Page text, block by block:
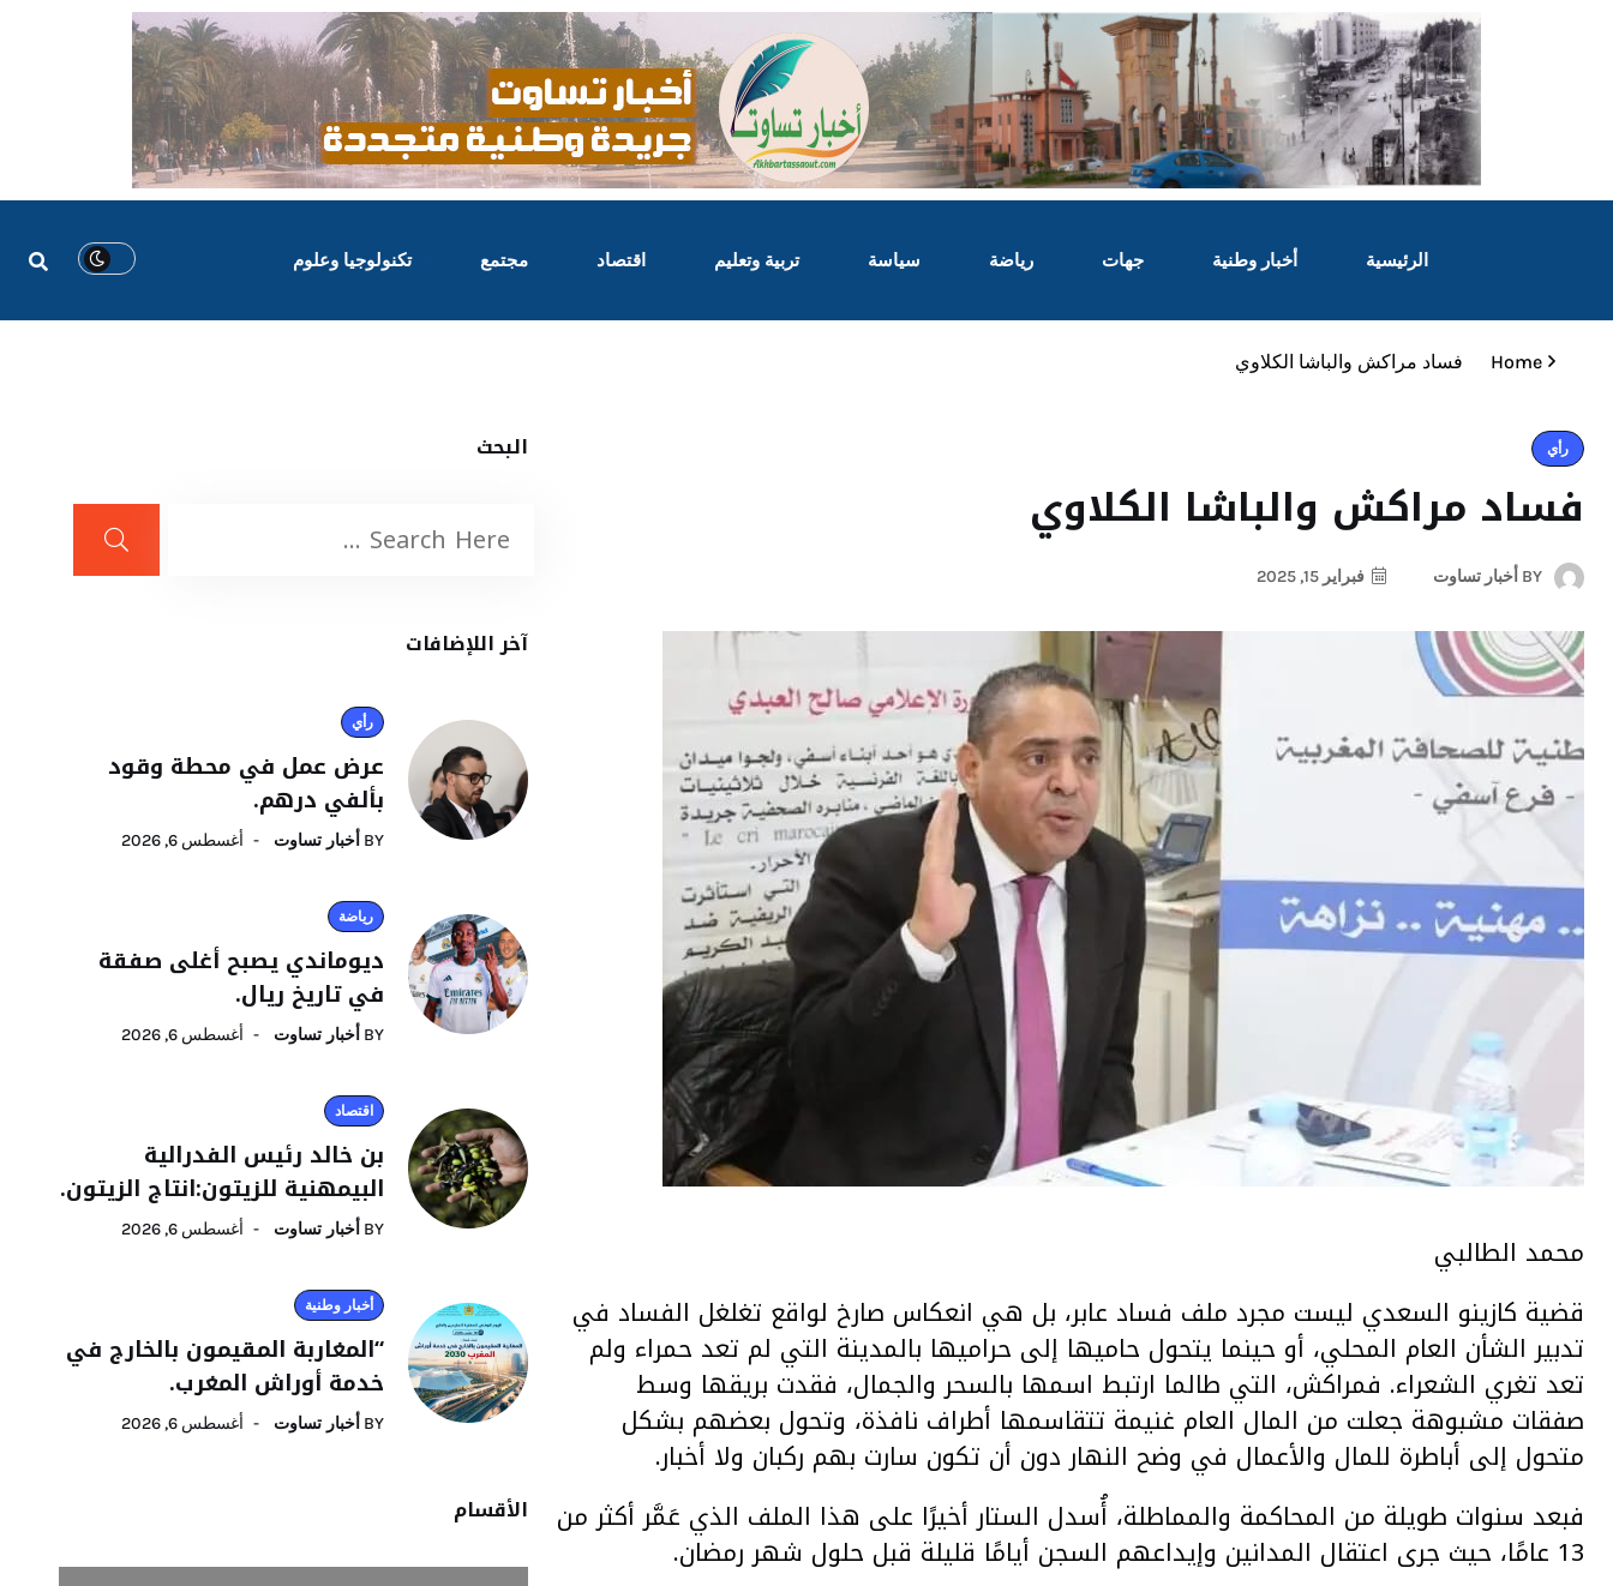
الرئيسية أخبار وطنية جهات رياضة سياسة تربية وتعليم اقتصاد مجتمع تكنولوجيا وعلوم
Home فساد مراكش والباشا الكلاوي
رأي
فساد مراكش والباشا الكلاوي
BY أخبار تساوت فبراير 15, 2025
محمد الطالبي
قضية كازينو السعدي ليست مجرد ملف فساد عابر، بل هي انعكاس صارخ لواقع تغلغل الفساد في
تدبير الشأن العام المحلي، أو حينما يتحول حاميها إلى حراميها بالمدينة التي لم تعد حمراء ولم
تعد تغري الشعراء. فمراكش، التي طالما ارتبط اسمها بالسحر والجمال، فقدت بريقها وسط
صفقات مشبوهة جعلت من المال العام غنيمة تتقاسمها أطراف نافذة، وتحول بعضهم بشكل
متحول إلى أباطرة للمال والأعمال في وضح النهار دون أن تكون سارت بهم ركبان ولا أخبار.
فبعد سنوات طويلة من المحاكمة والمماطلة، أُسدل الستار أخيرًا على هذا الملف الذي عَمَّر أكثر من
13 عامًا، حيث جرى اعتقال المدانين وإيداعهم السجن أيامًا قليلة قبل حلول شهر رمضان.
البحث
آخر اللإضافات
رأي
عرض عمل في محطة وقود
بألفي درهم.
BY أخبار تساوت أغسطس 6, 2026
رياضة
ديوماندي يصبح أغلى صفقة
في تاريخ ريال.
BY أخبار تساوت أغسطس 6, 2026
اقتصاد
بن خالد رئيس الفدرالية
البيمهنية للزيتون:انتاج الزيتون.
BY أخبار تساوت أغسطس 6, 2026
أخبار وطنية
“المغاربة المقيمون بالخارج في
خدمة أوراش المغرب.
BY أخبار تساوت أغسطس 6, 2026
الأقسام